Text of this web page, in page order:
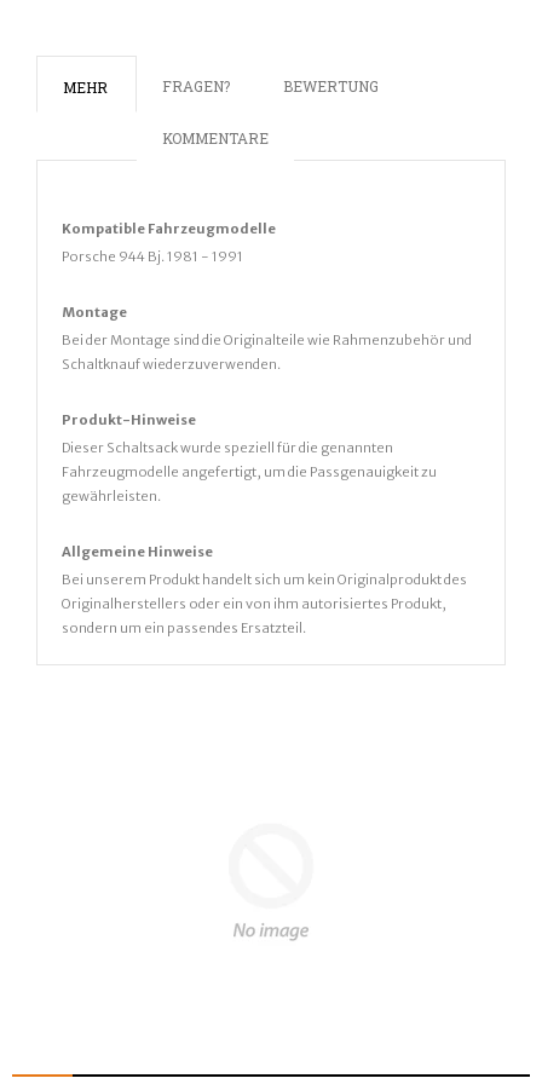
MEHR FRAGEN? BEWERTUNG
KOMMENTARE
Kompatible Fahrzeugmodelle
Porsche 944 Bj. 1981 - 1991
Montage
Bei der Montage sind die Originalteile wie Rahmenzubehör und
Schaltknauf wiederzuverwenden.
Produkt-Hinweise
Dieser Schaltsack wurde speziell für die genannten
Fahrzeugmodelle angefertigt, um die Passgenauigkeit zu
gewährleisten.
Allgemeine Hinweise
Bei unserem Produkt handelt sich um kein Originalprodukt des
Originalherstellers oder ein von ihm autorisiertes Produkt,
sondern um ein passendes Ersatzteil.